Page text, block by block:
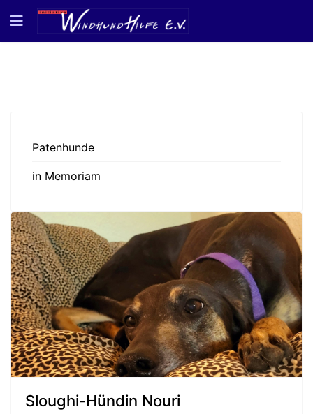
Patenhunde
in Memoriam
Sloughi-Hündin Nouri